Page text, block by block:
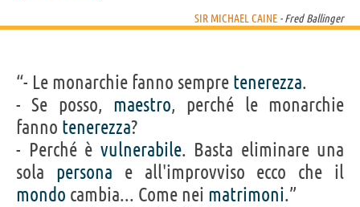
SIR MICHAEL CAINE - Fred Ballinger
“- Le monarchie fanno sempre tenerezza.
- Se posso, maestro, perché le monarchie
fanno tenerezza?
- Perché è vulnerabile. Basta eliminare una
sola persona e all'improvviso ecco che il
mondo cambia... Come nei matrimoni.”